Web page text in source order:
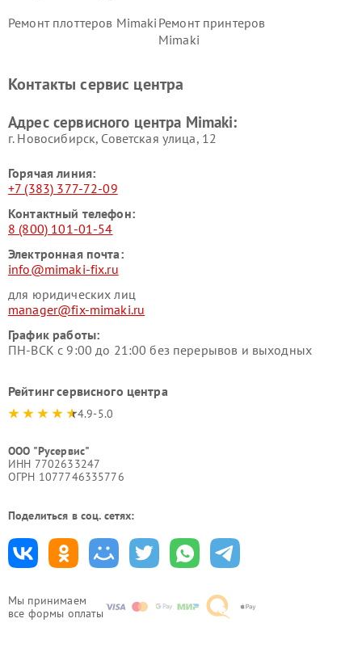
Мы принимаем
все формы оплаты
Ремонт плоттеров Mimaki Ремонт принтеров
Mimaki
Контакты сервис центра
Адрес сервисного центра Mimaki:
г. Новосибирск, Советская улица, 12
Горячая линия:
+7 (383) 377-72-09
Контактный телефон:
8 (800) 101-01-54
Электронная почта:
info@mimaki-fix.ru
для юридических лиц
manager@fix-mimaki.ru
График работы:
ПН-ВСК с 9:00 до 21:00 без перерывов и выходных
Рейтинг сервисного центра
4.9-5.0
ООО "Русервис"
ИНН 7702633247
ОГРН 1077746335776
Поделиться в соц. сетях: